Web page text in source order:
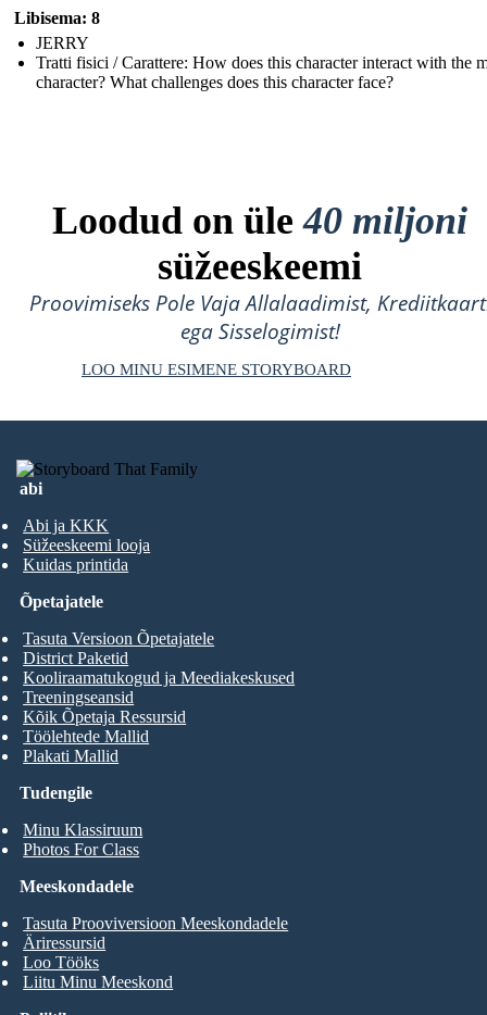
Libisema: 8
JERRY
Tratti fisici / Carattere: How does this character interact with the
character? What challenges does this character face?
Loodud on üle40 miljoni
süžeeskeemi
Proovimiseks Pole Vaja Allalaadimist,
ega Sisselogimist!
LOO MINU ESIMENE STORYBOARD
abi
Abi ja KKK
Süžeeskeemi looja
Kuidas printida
Tudengile
Minu Klassiruum
Photos For Class
Õpetajatele
Tasuta Versioon Õpetajatele
District Paketid
Kooliraamatukogud ja Meediakeskused
Treeningseansid
Kõik Õpetaja Ressursid
Töölehtede Mallid
Plakati Mallid
Meeskondadele
Tasuta Prooviversioon Meeskondadele
Äriressursid
Loo Tööks
Liitu Minu Meeskond